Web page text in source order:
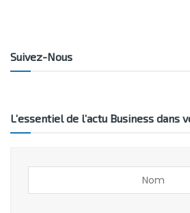
Suivez-Nous
L’essentiel de l’actu Business